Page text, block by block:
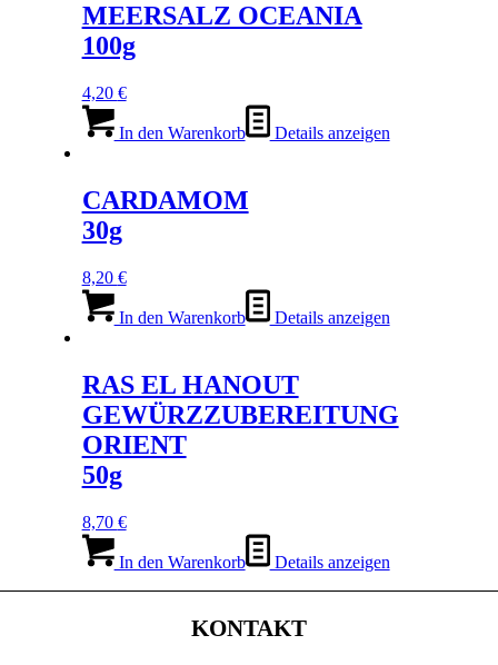
MEERSALZ OCEANIA
100g
4,20 €
In den Warenkorb Details anzeigen
CARDAMOM
30g
8,20 €
In den Warenkorb Details anzeigen
RAS EL HANOUT
GEWÜRZZUBEREITUNG
ORIENT
50g
8,70 €
In den Warenkorb Details anzeigen
KONTAKT